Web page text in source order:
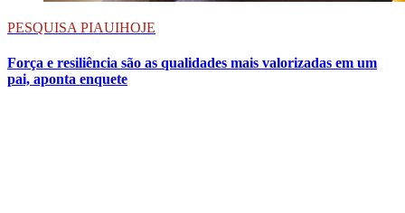
PESQUISA PIAUIHOJE
Força e resiliência são as qualidades mais valorizadas em um
pai, aponta enquete